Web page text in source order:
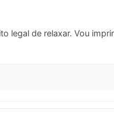
legal de relaxar. Vou